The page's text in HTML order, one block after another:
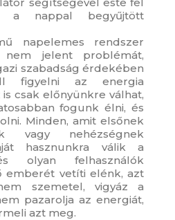
a nappal begyűjtött
napelemes rendszer
nem jelent problémát,
szabadság érdekében
figyelni az energia
csak előnyünkre válhat,
fogunk élni, és
Minden, amit elsőnek
vagy nehézségnek
hasznunkra válik a
olyan felhasználók
emberét vetíti elénk, azt
szemetel, vigyáz a
pazarolja az energiát,
azt meg.